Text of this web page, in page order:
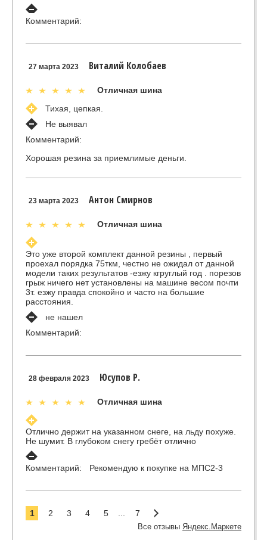
Комментарий:
27 марта 2023 Виталий Колобаев
Отличная шина
Тихая, цепкая.
Не выявал
Комментарий:
Хорошая резина за приемлимые деньги.
23 марта 2023 Антон Смирнов
Отличная шина
Это уже второй комплект данной резины , первый
проехал порядка 75ткм, честно не ожидал от данной
модели таких результатов -езжу кгруглый год . порезов
грыж ничего нет установлены на машине весом почти
3т. езжу правда спокойно и часто на большие
расстояния.
не нашел
Комментарий:
28 февраля 2023 Юсупов Р.
Отличная шина
Отлично держит на указанном снеге, на льду похуже.
Не шумит. В глубоком снегу гребёт отлично
Комментарий: Рекомендую к покупке на МПС2-3
1 2 3 4 5 7
Все отзывы Яндекс.Маркете